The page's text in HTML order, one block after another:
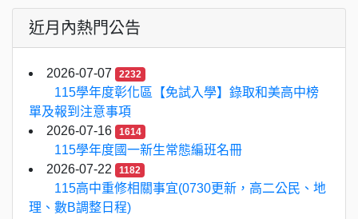
近月內熱門公告
2026-07-07 2232
115學年度彰化區【免試入學】錄取和美高中榜
單及報到注意事項
2026-07-16
1614
115學年度國一新生常態編班名冊
2026-07-22
1182
115高中重修相關事宜(0730更新，高二公民、地
理、數B調整日程)